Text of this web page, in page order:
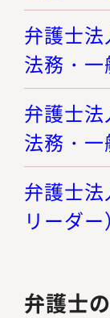
弁護士
法務・
弁護士
法務・
弁護士
リーダ
弁護士